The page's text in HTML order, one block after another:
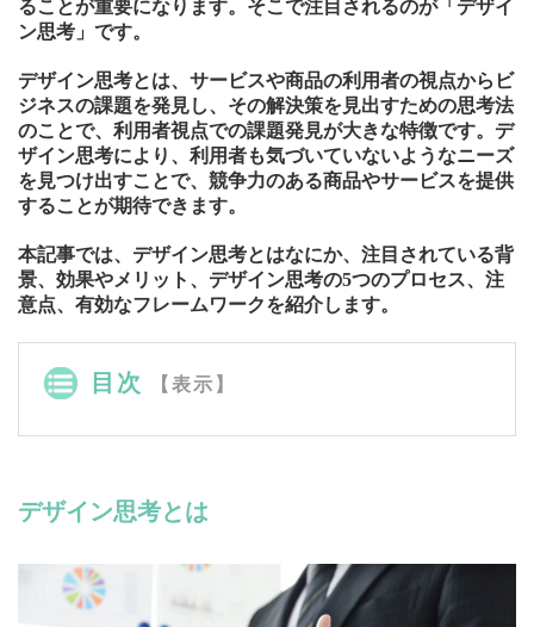
ることが重要になります。そこで注目されるのが「デザイ
ン思考」です。
デザイン思考とは、サービスや商品の利用者の視点からビ
ジネスの課題を発見し、その解決策を見出すための思考法
のことで、利用者視点での課題発見が大きな特徴です。デ
ザイン思考により、利用者も気づいていないようなニーズ
を見つけ出すことで、競争力のある商品やサービスを提供
することが期待できます。
本記事では、デザイン思考とはなにか、注目されている背
景、効果やメリット、デザイン思考の5つのプロセス、注
意点、有効なフレームワークを紹介します。
目次 【表示】
デザイン思考とは